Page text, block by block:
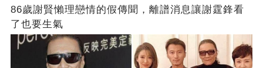
86歲謝賢懶理戀情的假傳聞，離譜消息讓謝霆鋒看
了也要生氣